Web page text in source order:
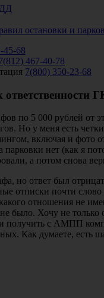
остановки и
45-68
467-40-78
7(800) 350-23-68
по 5 000 рублей от
Но у меня есть
включая и фото
парковки нет (как я
а потом снова
но ответ был
отписки почти
отношения не
было. Хочу не только
и получить с АМПП
Как думаете, есть